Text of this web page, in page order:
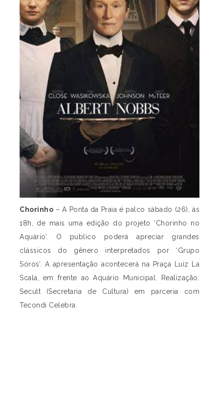
Chorinho – A Ponta da Praia é palco sábado (26), às
18h, de mais uma edição do projeto ‘Chorinho no
Aquário’. O publico poderá apreciar grandes
clássicos do gênero interpretados por ‘Grupo
Sóros’. A apresentação acontecerá na Praça Luiz La
Scala, em frente ao Aquário Municipal. Realização:
Secult (Secretaria de Cultura) em parceria com
Tecondi Celebra.